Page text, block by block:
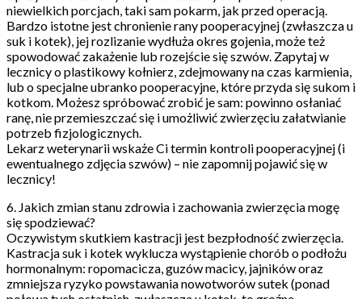
niewielkich porcjach, taki sam pokarm, jak przed operacją.
Bardzo istotne jest chronienie rany pooperacyjnej (zwłaszcza u
suk i kotek), jej rozlizanie wydłuża okres gojenia, może też
spowodować zakażenie lub rozejście się szwów. Zapytaj w
lecznicy o plastikowy kołnierz, zdejmowany na czas karmienia,
lub o specjalne ubranko pooperacyjne, które przyda się sukom i
kotkom. Możesz spróbować zrobić je sam: powinno osłaniać
ranę, nie przemieszczać się i umożliwić zwierzęciu załatwianie
potrzeb fizjologicznych.
Lekarz weterynarii wskaże Ci termin kontroli pooperacyjnej (i
ewentualnego zdjęcia szwów) – nie zapomnij pojawić się w
lecznicy!
6. Jakich zmian stanu zdrowia i zachowania zwierzęcia mogę
się spodziewać?
Oczywistym skutkiem kastracji jest bezpłodność zwierzęcia.
Kastracja suk i kotek wyklucza wystąpienie chorób o podłożu
hormonalnym: ropomacicza, guzów macicy, jajników oraz
zmniejsza ryzyko powstawania nowotworów sutek (ponad